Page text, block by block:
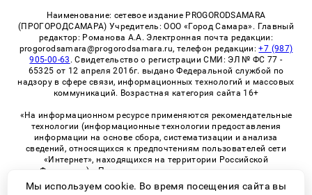
Наименование: сетевое издание PROGORODSAMARA
(ПРОГОРОДСАМАРА) Учредитель: ООО «Город Самара». Главный
редактор: Романова А.А. Электронная почта редакции:
progorodsamara@progorodsamara.ru, телефон редакции:+7 (987)
905-00-63 . Свидетельство о регистрации СМИ: ЭЛ № ФС 77 -
65325 от 12 апреля 2016г. выдано Федеральной службой по
надзору в сфере связи, информационных технологий и массовых
коммуникаций. Возрастная категория сайта 16+
«На информационном ресурсе применяются рекомендательные
технологии (информационные технологии предоставления
информации на основе сбора, систематизации и анализа
сведений, относящихся к предпочтениям пользователей сети
«Интернет», находящихся на территории Российской
Федерации)». Правила применения рекомендательных
технологий в виджетах рекламно-обменной сети
«СМИ2» (PDF)
Мы используем cookie. Во время посещения сайта вы